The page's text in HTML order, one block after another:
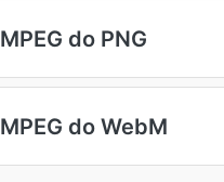
MPEG do PNG
MPEG do WebM